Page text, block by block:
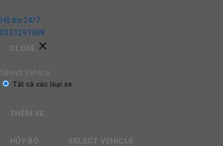
Hỗ trợ 24/7
0333291368
CLOSE
Select Vehicle
Tất cả các loại xe
THÊM XE
HỦY BỎ SELECT VEHICLE